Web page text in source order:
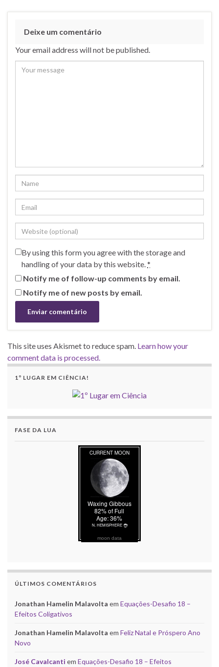
Deixe um comentário
Your email address will not be published.
By using this form you agree with the storage and
handling of your data by this website.*
Notify me of follow-up comments by email.
Notify me of new posts by email.
This site uses Akismet to reduce spam. Learn how your
comment data is processed.
1º LUGAR EM CIÊNCIA!
FASE DA LUA
moon data
ÚLTIMOS COMENTÁRIOS
Jonathan Hamelin Malavolta em Equações-Desafio 18 –
Efeitos Coligativos
Jonathan Hamelin Malavolta em Feliz Natal e Próspero Ano
Novo
José Cavalcanti em Equações-Desafio 18 – Efeitos